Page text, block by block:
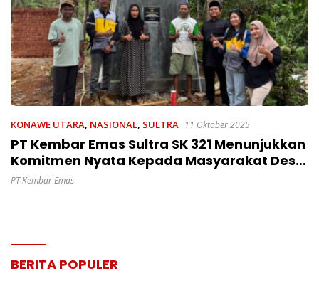
KONAWE UTARA, NASIONAL, SULTRA 11 Oktober 2025
PT Kembar Emas Sultra SK 321 Menunjukkan
Komitmen Nyata Kepada Masyarakat Desa
Alenggo
PT Kembar Emas
BERITA POPULER